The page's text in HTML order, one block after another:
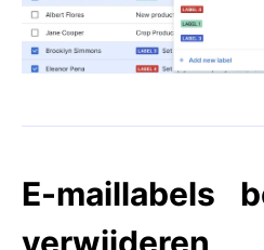
E-maillabels
verwijderen